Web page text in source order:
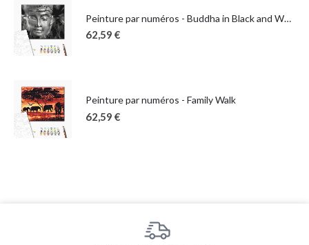
Peinture par numéros - Buddha in Black and White
62,59 €
Peinture par numéros - Family Walk
62,59 €